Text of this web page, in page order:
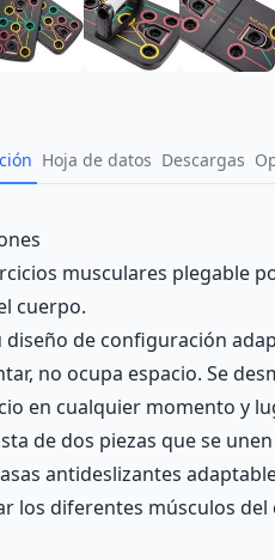
Hoja de datos Descargas
musculares plegable
cuerpo.
diseño de configuración
no ocupa espacio. Se
en cualquier momento y
de dos piezas que se
antideslizantes
los diferentes músculos del